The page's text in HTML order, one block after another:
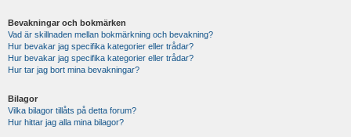
Bevakningar och bokmärken
Vad är skillnaden mellan bokmärkning och bevakning?
Hur bevakar jag specifika kategorier eller trådar?
Hur bevakar jag specifika kategorier eller trådar?
Hur tar jag bort mina bevakningar?
Bilagor
Vilka bilagor tillåts på detta forum?
Hur hittar jag alla mina bilagor?